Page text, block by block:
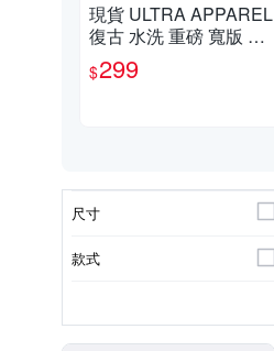
現貨 ULTRA APPAREL
復古 水洗 重磅 寬版 落
肩 百搭 短T 男女 UA235
0-
$299
尺寸
款式